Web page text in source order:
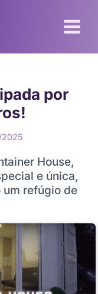
por
2025
House,
e única,
um refúgio de